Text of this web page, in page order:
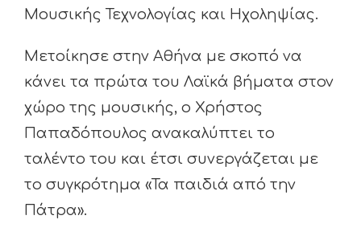
Μουσικής Τεχνολογίας και Ηχοληψίας.
Μετοίκησε στην Αθήνα με σκοπό να
κάνει τα πρώτα του Λαϊκά βήματα στον
χώρο της μουσικής, ο Χρήστος
Παπαδόπουλος ανακαλύπτει το
ταλέντο του και έτσι συνεργάζεται με
το συγκρότημα «Τα παιδιά από την
Πάτρα».